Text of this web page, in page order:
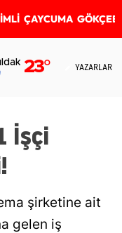
ÇAYCUMA
23° YAZARLAR
İşçi
şirketine ait
gelen iş